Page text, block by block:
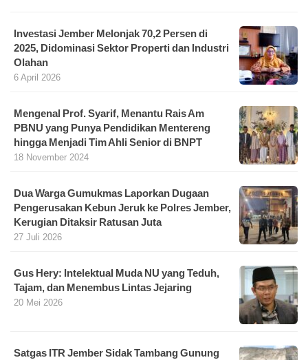
Investasi Jember Melonjak 70,2 Persen di
2025, Didominasi Sektor Properti dan Industri
Olahan
6 April 2026
Mengenal Prof. Syarif, Menantu Rais Am
PBNU yang Punya Pendidikan Mentereng
hingga Menjadi Tim Ahli Senior di BNPT
18 November 2024
Dua Warga Gumukmas Laporkan Dugaan
Pengerusakan Kebun Jeruk ke Polres Jember,
Kerugian Ditaksir Ratusan Juta
27 Juli 2026
Gus Hery: Intelektual Muda NU yang Teduh,
Tajam, dan Menembus Lintas Jejaring
20 Mei 2026
Satgas ITR Jember Sidak Tambang Gunung